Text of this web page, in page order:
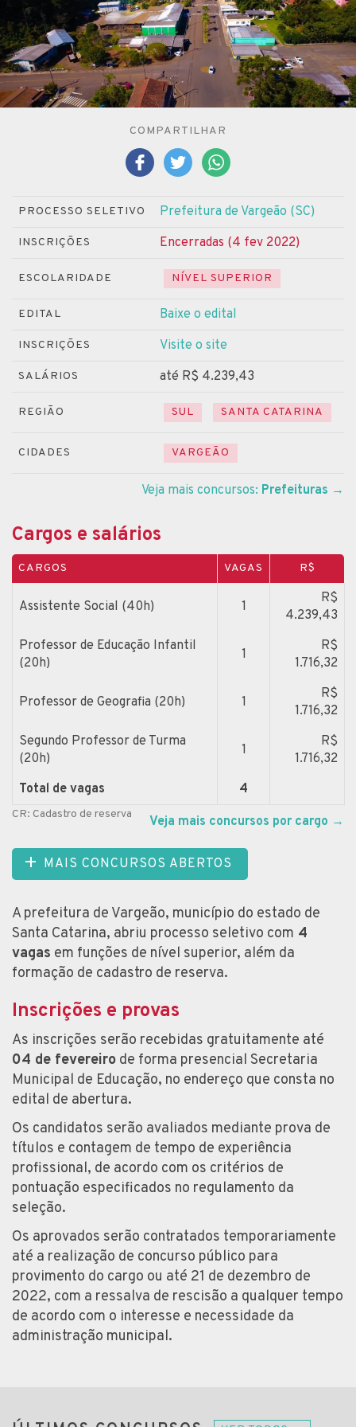
COMPARTILHAR
PROCESSO SELETIVO Prefeitura de Vargeão (SC)
INSCRIÇÕES Encerradas (4 fev 2022)
ESCOLARIDADE NÍVEL SUPERIOR
EDITAL Baixe o edital
INSCRIÇÕES Visite o site
SALÁRIOS até R$ 4.239,43
REGIÃO SUL SANTA CATARINA
CIDADES VARGEÃO
Veja mais concursos: Prefeituras →
Cargos e salários
CARGOS VAGAS R$
Assistente Social (40h) 1
R$
4.239,43
Professor de Educação Infantil
(20h)
1
R$
1.716,32
Professor de Geografia (20h) 1
R$
1.716,32
Segundo Professor de Turma
(20h)
1
R$
1.716,32
Total de vagas
4
CR: Cadastro de reserva Veja mais concursos por cargo →
MAIS CONCURSOS ABERTOS
A prefeitura de Vargeão, município do estado de
Santa Catarina, abriu processo seletivo com 4
vagas em funções de nível superior, além da
formação de cadastro de reserva.
Inscrições e provas
As inscrições serão recebidas gratuitamente até
04 de fevereiro de forma presencial Secretaria
Municipal de Educação, no endereço que consta no
edital de abertura.
Os candidatos serão avaliados mediante prova de
títulos e contagem de tempo de experiência
profissional, de acordo com os critérios de
pontuação especificados no regulamento da
seleção.
Os aprovados serão contratados temporariamente
até a realização de concurso público para
provimento do cargo ou até 21 de dezembro de
2022, com a ressalva de rescisão a qualquer tempo
de acordo com o interesse e necessidade da
administração municipal.